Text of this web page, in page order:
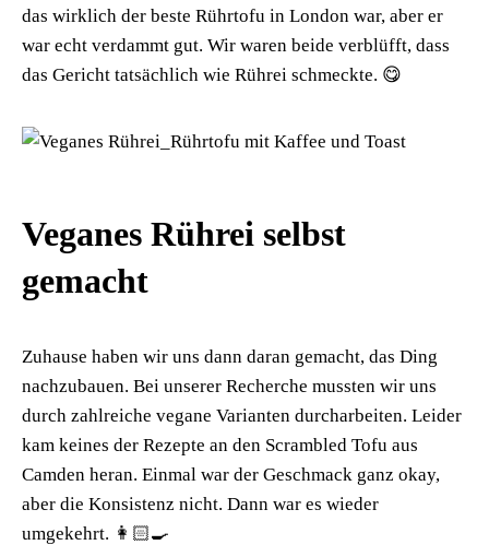
das wirklich der beste Rührtofu in London war, aber er
war echt verdammt gut. Wir waren beide verblüfft, dass
das Gericht tatsächlich wie Rührei schmeckte. 😋
Veganes Rührei selbst
gemacht
Zuhause haben wir uns dann daran gemacht, das Ding
nachzubauen. Bei unserer Recherche mussten wir uns
durch zahlreiche vegane Varianten durcharbeiten. Leider
kam keines der Rezepte an den Scrambled Tofu aus
Camden heran. Einmal war der Geschmack ganz okay,
aber die Konsistenz nicht. Dann war es wieder
umgekehrt. 👩🏻‍🍳